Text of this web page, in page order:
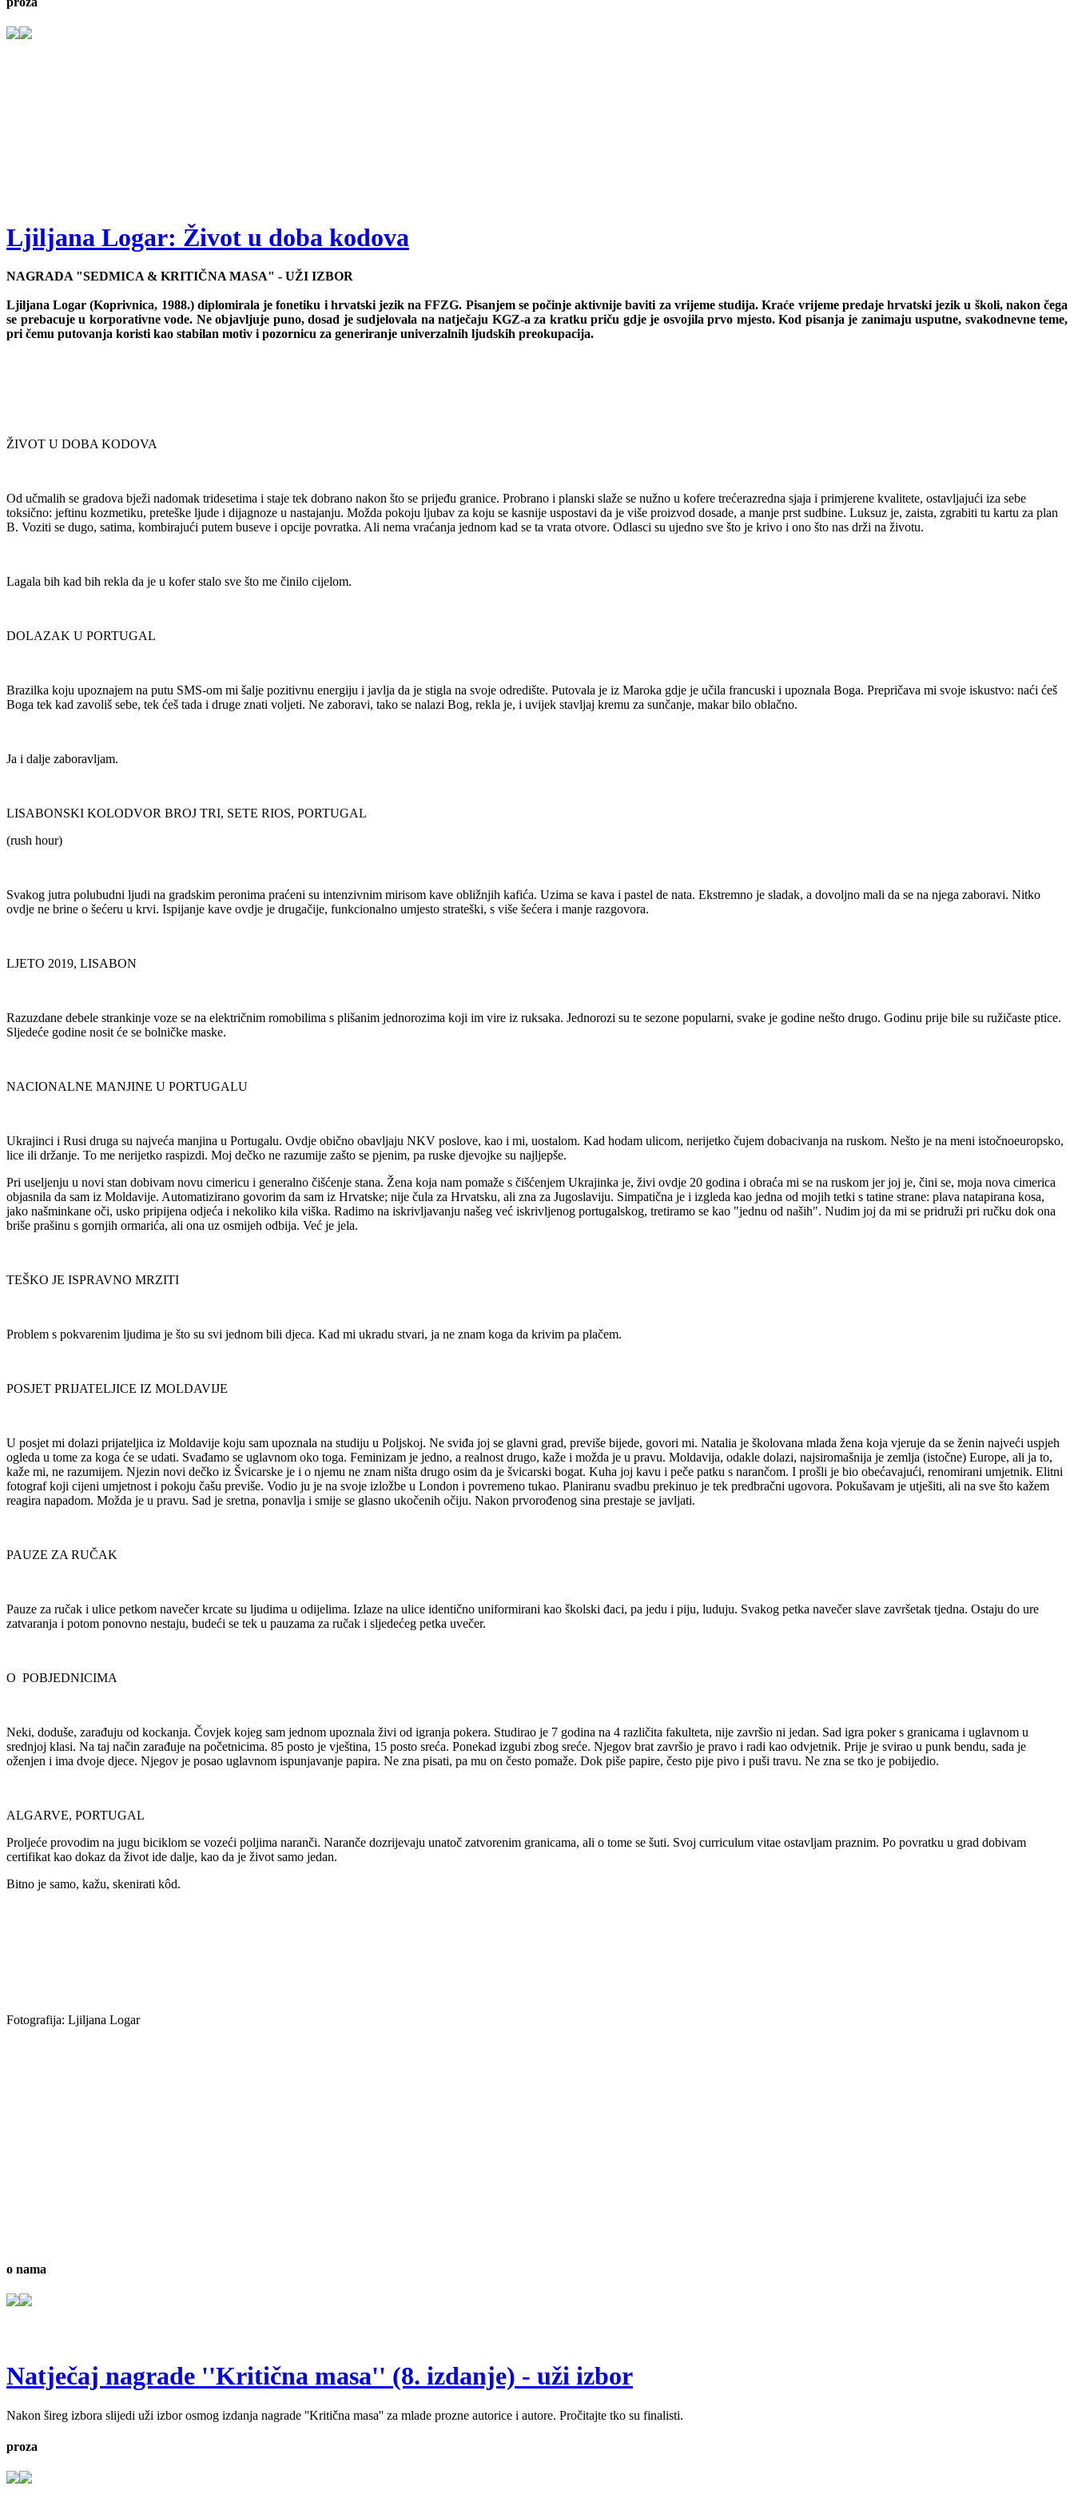
Ljiljana Logar: Život u doba kodova
NAGRADA "SEDMICA & KRITIČNA MASA" - UŽI IZBOR
Ljiljana Logar (Koprivnica, 1988.) diplomirala je fonetiku i hrvatski jezik na FFZG. Pisanjem se počinje aktivnije baviti za vrijeme studija. Kraće vrijeme predaje hrvatski jezik u školi, nakon čega
se prebacuje u korporativne vode. Ne objavljuje puno, dosad je sudjelovala na natječaju KGZ-a za kratku priču gdje je osvojila prvo mjesto. Kod pisanja je zanimaju usputne, svakodnevne teme,
pri čemu putovanja koristi kao stabilan motiv i pozornicu za generiranje univerzalnih ljudskih preokupacija.
ŽIVOT U DOBA KODOVA
Od učmalih se gradova bježi nadomak tridesetima i staje tek dobrano nakon što se prijeđu granice. Probrano i planski slaže se nužno u kofere trećerazredna sjaja i primjerene kvalitete, ostavljajući iza sebe
toksično: jeftinu kozmetiku, preteške ljude i dijagnoze u nastajanju. Možda pokoju ljubav za koju se kasnije uspostavi da je više proizvod dosade, a manje prst sudbine. Luksuz je, zaista, zgrabiti tu kartu za plan
B. Voziti se dugo, satima, kombirajući putem buseve i opcije povratka. Ali nema vraćanja jednom kad se ta vrata otvore. Odlasci su ujedno sve što je krivo i ono što nas drži na životu.
Lagala bih kad bih rekla da je u kofer stalo sve što me činilo cijelom.
DOLAZAK U PORTUGAL
Brazilka koju upoznajem na putu SMS-om mi šalje pozitivnu energiju i javlja da je stigla na svoje odredište. Putovala je iz Maroka gdje je učila francuski i upoznala Boga. Prepričava mi svoje iskustvo: naći ćeš
Boga tek kad zavoliš sebe, tek ćeš tada i druge znati voljeti. Ne zaboravi, tako se nalazi Bog, rekla je, i uvijek stavljaj kremu za sunčanje, makar bilo oblačno.
Ja i dalje zaboravljam.
LISABONSKI KOLODVOR BROJ TRI, SETE RIOS, PORTUGAL
(rush hour)
Svakog jutra polubudni ljudi na gradskim peronima praćeni su intenzivnim mirisom kave obližnjih kafića. Uzima se kava i pastel de nata. Ekstremno je sladak, a dovoljno mali da se na njega zaboravi. Nitko
ovdje ne brine o šećeru u krvi. Ispijanje kave ovdje je drugačije, funkcionalno umjesto strateški, s više šećera i manje razgovora.
LJETO 2019, LISABON
Razuzdane debele strankinje voze se na električnim romobilima s plišanim jednorozima koji im vire iz ruksaka. Jednorozi su te sezone popularni, svake je godine nešto drugo. Godinu prije bile su ružičaste ptice.
Sljedeće godine nosit će se bolničke maske.
NACIONALNE MANJINE U PORTUGALU
Ukrajinci i Rusi druga su najveća manjina u Portugalu. Ovdje obično obavljaju NKV poslove, kao i mi, uostalom. Kad hodam ulicom, nerijetko čujem dobacivanja na ruskom. Nešto je na meni istočnoeuropsko,
lice ili držanje. To me nerijetko raspizdi. Moj dečko ne razumije zašto se pjenim, pa ruske djevojke su najljepše.
Pri useljenju u novi stan dobivam novu cimericu i generalno čišćenje stana. Žena koja nam pomaže s čišćenjem Ukrajinka je, živi ovdje 20 godina i obraća mi se na ruskom jer joj je, čini se, moja nova cimerica
objasnila da sam iz Moldavije. Automatizirano govorim da sam iz Hrvatske; nije čula za Hrvatsku, ali zna za Jugoslaviju. Simpatična je i izgleda kao jedna od mojih tetki s tatine strane: plava natapirana kosa,
jako našminkane oči, usko pripijena odjeća i nekoliko kila viška. Radimo na iskrivljavanju našeg već iskrivljenog portugalskog, tretiramo se kao "jednu od naših". Nudim joj da mi se pridruži pri ručku dok ona
briše prašinu s gornjih ormarića, ali ona uz osmijeh odbija. Već je jela.
TEŠKO JE ISPRAVNO MRZITI
Problem s pokvarenim ljudima je što su svi jednom bili djeca. Kad mi ukradu stvari, ja ne znam koga da krivim pa plačem.
POSJET PRIJATELJICE IZ MOLDAVIJE
U posjet mi dolazi prijateljica iz Moldavije koju sam upoznala na studiju u Poljskoj. Ne sviđa joj se glavni grad, previše bijede, govori mi. Natalia je školovana mlada žena koja vjeruje da se ženin najveći uspjeh
ogleda u tome za koga će se udati. Svađamo se uglavnom oko toga. Feminizam je jedno, a realnost drugo, kaže i možda je u pravu. Moldavija, odakle dolazi, najsiromašnija je zemlja (istočne) Europe, ali ja to,
kaže mi, ne razumijem. Njezin novi dečko iz Švicarske je i o njemu ne znam ništa drugo osim da je švicarski bogat. Kuha joj kavu i peče patku s narančom. I prošli je bio obećavajući, renomirani umjetnik. Elitni
fotograf koji cijeni umjetnost i pokoju čašu previše. Vodio ju je na svoje izložbe u London i povremeno tukao. Planiranu svadbu prekinuo je tek predbračni ugovora. Pokušavam je utješiti, ali na sve što kažem
reagira napadom. Možda je u pravu. Sad je sretna, ponavlja i smije se glasno ukočenih očiju. Nakon prvorođenog sina prestaje se javljati.
PAUZE ZA RUČAK
Pauze za ručak i ulice petkom navečer krcate su ljudima u odijelima. Izlaze na ulice identično uniformirani kao školski đaci, pa jedu i piju, luduju. Svakog petka navečer slave završetak tjedna. Ostaju do ure
zatvaranja i potom ponovno nestaju, budeći se tek u pauzama za ručak i sljedećeg petka uvečer.
O POBJEDNICIMA
Neki, doduše, zarađuju od kockanja. Čovjek kojeg sam jednom upoznala živi od igranja pokera. Studirao je 7 godina na 4 različita fakulteta, nije završio ni jedan. Sad igra poker s granicama i uglavnom u
srednjoj klasi. Na taj način zarađuje na početnicima. 85 posto je vještina, 15 posto sreća. Ponekad izgubi zbog sreće. Njegov brat završio je pravo i radi kao odvjetnik. Prije je svirao u punk bendu, sada je
oženjen i ima dvoje djece. Njegov je posao uglavnom ispunjavanje papira. Ne zna pisati, pa mu on često pomaže. Dok piše papire, često pije pivo i puši travu. Ne zna se tko je pobijedio.
ALGARVE, PORTUGAL
Proljeće provodim na jugu biciklom se vozeći poljima naranči. Naranče dozrijevaju unatoč zatvorenim granicama, ali o tome se šuti. Svoj curriculum vitae ostavljam praznim. Po povratku u grad dobivam
certifikat kao dokaz da život ide dalje, kao da je život samo jedan.
Bitno je samo, kažu, skenirati kôd.
Fotografija: Ljiljana Logar
o nama
Natječaj nagrade ''Kritična masa'' (8. izdanje) - uži izbor
Nakon šireg izbora slijedi uži izbor osmog izdanja nagrade ''Kritična masa'' za mlade prozne autorice i autore. Pročitajte tko su finalisti.
proza